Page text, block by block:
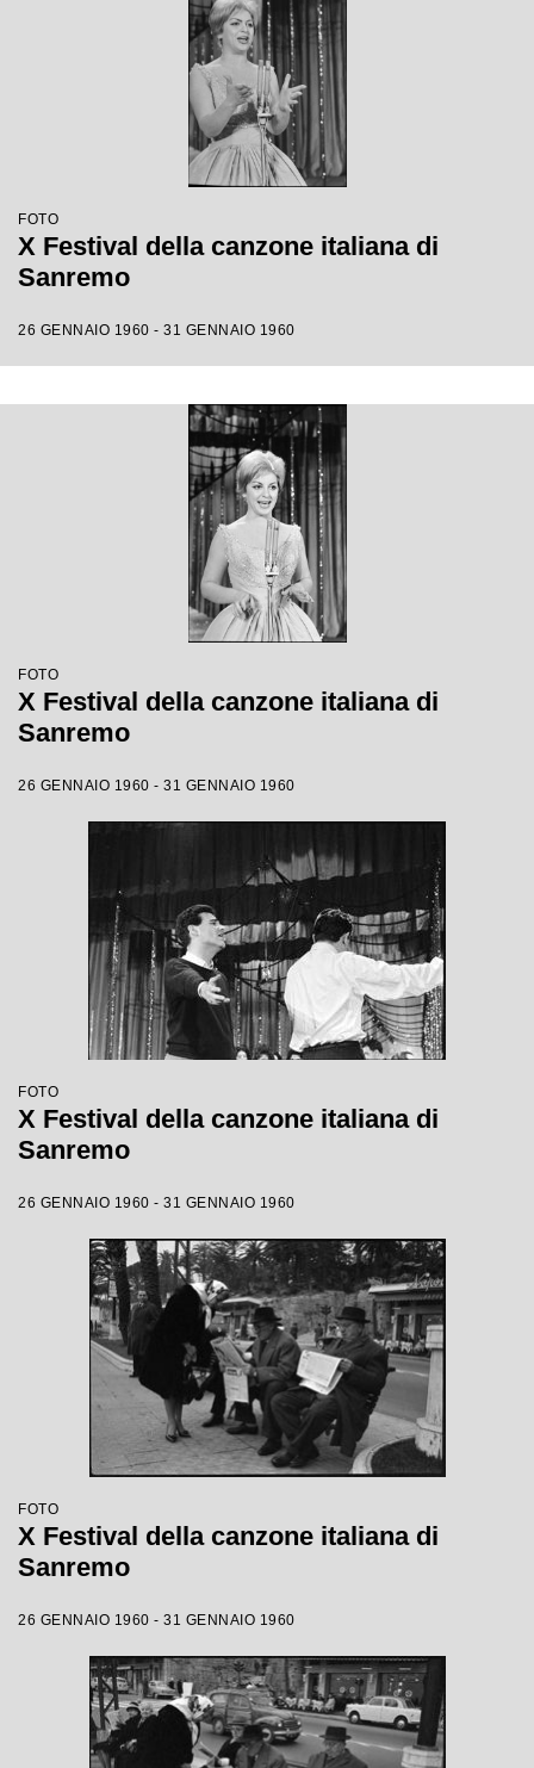
FOTO
X Festival della canzone italiana di
Sanremo
26 GENNAIO 1960 - 31 GENNAIO 1960
FOTO
X Festival della canzone italiana di
Sanremo
26 GENNAIO 1960 - 31 GENNAIO 1960
FOTO
X Festival della canzone italiana di
Sanremo
26 GENNAIO 1960 - 31 GENNAIO 1960
FOTO
X Festival della canzone italiana di
Sanremo
26 GENNAIO 1960 - 31 GENNAIO 1960